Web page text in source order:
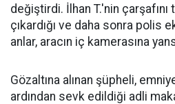
değiştirdi. İlhan T.'nin
çıkardığı ve daha sonra polis
anlar, aracın iç kamerasına
Gözaltına alınan şüpheli,
ardından sevk edildiği adli